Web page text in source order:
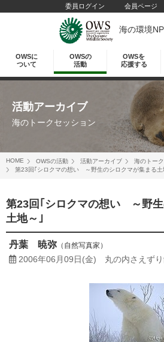
委員ログイン 会員ページ
海の環境
OWSに
ついて
OWSの
活動
OWSを
応援する
活動アーカイブ
海のトークセッション
HOME OWSの活動 活動アーカイブ
海のトー
第23回｢シロクマの想い ～野生のシロクマが集まる土
第23回｢シロクマの想い ～野
土地～｣
丹葉 暁弥 （自然写真家）
2006年06月09日(金) 丸の内さえずり